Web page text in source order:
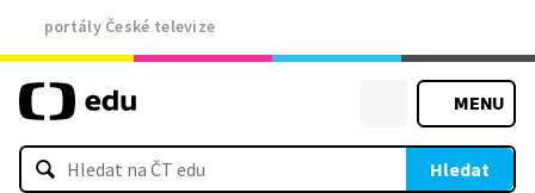
portály České televize
MENU
Hledat